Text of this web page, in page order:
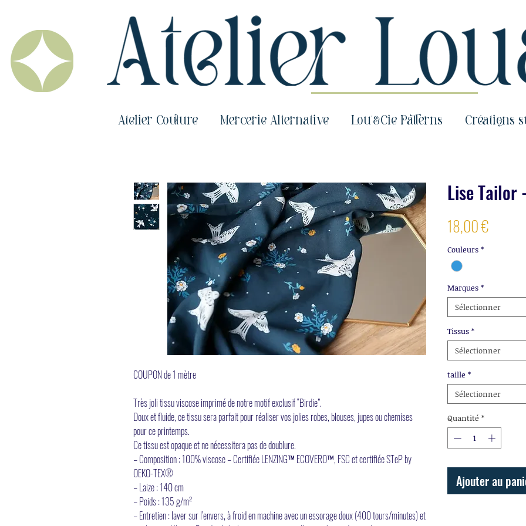
Atelier Couture Mercerie Alternative Lou'&Cie Patterns Créations
COUPON de 1 mètre
Très joli tissu viscose imprimé de notre motif exclusif “Birdie”.
Doux et fluide, ce tissu sera parfait pour réaliser vos jolies robes, blouses, jupes ou chemises
pour ce printemps.
Ce tissu est opaque et ne nécessitera pas de doublure.
– Composition : 100% viscose – Certifiée LENZING™ ECOVERO™, FSC et certifiée STeP by
OEKO-TEX®
– Laize : 140 cm
– Poids : 135 g/m²
– Entretien : laver sur l’envers, à froid en machine avec un essorage doux (400 tours/minutes) et
Lise Tailor
18,00 €
Couleurs *
Marques *
Sélectionner
Tissus *
Sélectionner
taille *
Sélectionner
Quantité *
Ajouter au